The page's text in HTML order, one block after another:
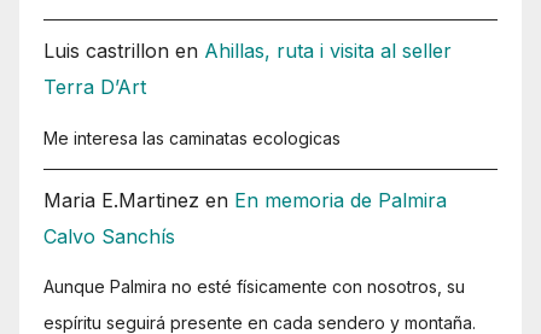
Luis castrillon en Ahillas, ruta i visita al seller
Terra D’Art
Me interesa las caminatas ecologicas
Maria E.Martinez en En memoria de Palmira
Calvo Sanchís
Aunque Palmira no esté físicamente con nosotros, su
espíritu seguirá presente en cada sendero y montaña.